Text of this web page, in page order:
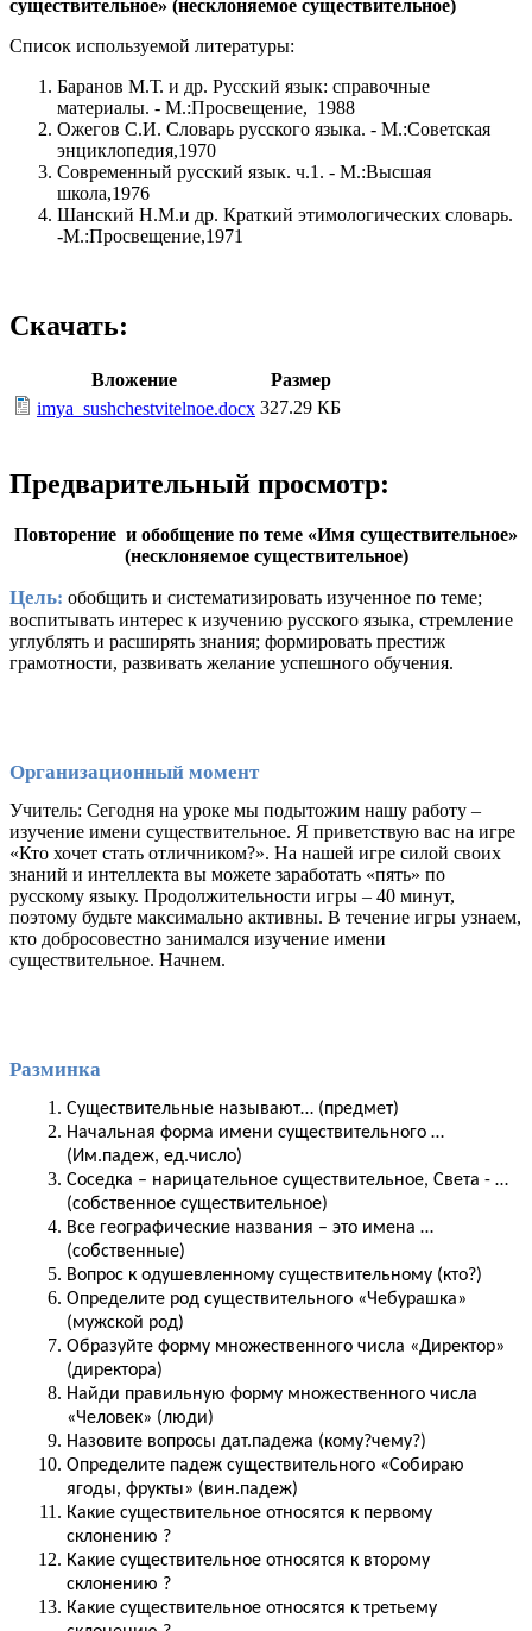
существительное» (несклоняемое существительное)
Список используемой литературы:
Баранов М.Т. и др. Русский язык: справочные
материалы. - М.:Просвещение, 1988
Ожегов С.И. Словарь русского языка. - М.:Советская
энциклопедия,1970
Современный русский язык. ч.1. - М.:Высшая
школа,1976
Шанский Н.М.и др. Краткий этимологических словарь.
-М.:Просвещение,1971
Скачать:
Вложение
Размер
imya_sushchestvitelnoe.docx 327.29 КБ
Предварительный просмотр:
Повторение и обобщение по теме «Имя существительное»
(несклоняемое существительное)
Цель: обобщить и систематизировать изученное по теме;
воспитывать интерес к изучению русского языка, стремление
углублять и расширять знания; формировать престиж
грамотности, развивать желание успешного обучения.
Организационный момент
Учитель: Сегодня на уроке мы подытожим нашу работу –
изучение имени существительное. Я приветствую вас на игре
«Кто хочет стать отличником?». На нашей игре силой своих
знаний и интеллекта вы можете заработать «пять» по
русскому языку. Продолжительности игры – 40 минут,
поэтому будьте максимально активны. В течение игры узнаем,
кто добросовестно занимался изучение имени
существительное. Начнем.
Разминка
Существительные называют… (предмет)
Начальная форма имени существительного …
(Им.падеж, ед.число)
Соседка – нарицательное существительное, Света - …
(собственное существительное)
Все географические названия – это имена …
(собственные)
Вопрос к одушевленному существительному (кто?)
Определите род существительного «Чебурашка»
(мужской род)
Образуйте форму множественного числа «Директор»
(директора)
Найди правильную форму множественного числа
«Человек» (люди)
Назовите вопросы дат.падежа (кому?чему?)
Определите падеж существительного «Собираю
ягоды, фрукты» (вин.падеж)
Какие существительное относятся к первому
склонению ?
Какие существительное относятся к второму
склонению ?
Какие существительное относятся к третьему